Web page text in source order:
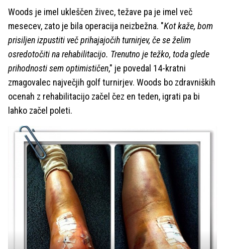
Woods je imel ukleščen živec, težave pa je imel več
mesecev, zato je bila operacija neizbežna. "Kot kaže, bom
prisiljen izpustiti več prihajajočih turnirjev, če se želim
osredotočiti na rehabilitacijo. Trenutno je težko, toda glede
prihodnosti sem optimističen," je povedal 14-kratni
zmagovalec največjih golf turnirjev. Woods bo zdravniških
ocenah z rehabilitacijo začel čez en teden, igrati pa bi
lahko začel poleti.